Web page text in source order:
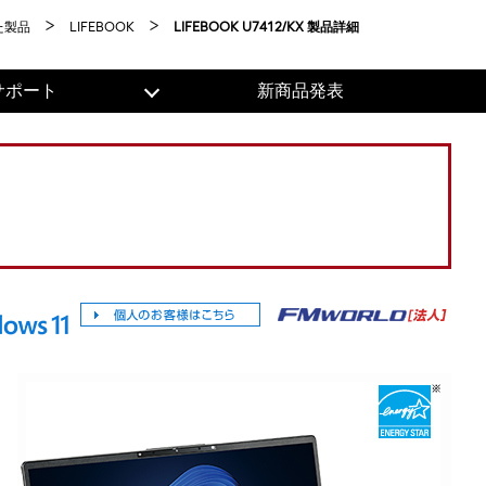
製品 LIFEBOOK LIFEBOOK U7412/KX 製品詳細
ポート 新商品発表